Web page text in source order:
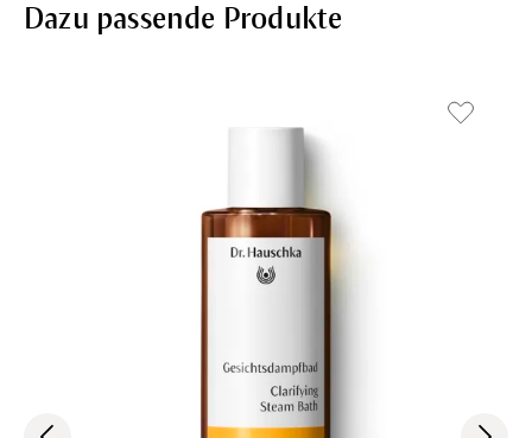
Dazu passende Produkte